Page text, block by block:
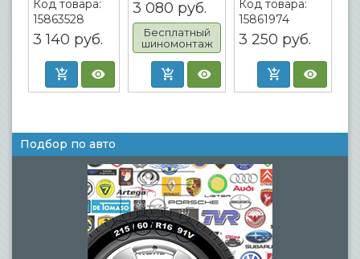
Код товара:
15863528
3 140 руб.
3 080 руб.
Бесплатный
шиномонтаж
Код товара:
15861974
3 250 руб.
Подбор по авто